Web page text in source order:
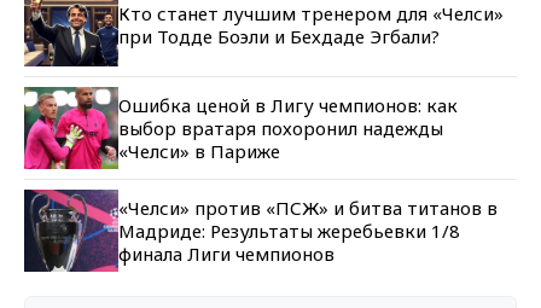
Кто станет лучшим тренером для «Челси»
при Тодде Боэли и Бехдаде Эгбали?
Ошибка ценой в Лигу чемпионов: как
выбор вратаря похоронил надежды
«Челси» в Париже
«Челси» против «ПСЖ» и битва титанов в
Мадриде: Результаты жеребьевки 1/8
финала Лиги чемпионов